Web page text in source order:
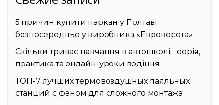
5 причин купити паркан у Полтаві
безпосередньо у виробника «Евроворота»
Скільки триває навчання в автошколі: теорія,
практика та онлайн-уроки водіння
ТОП-7 лучших термовоздушных паяльных
станций с феном для сложного монтажа